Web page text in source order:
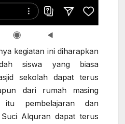
kegiatan ini diharapkan
siswa yang biasa
sekolah dapat terus
dari rumah masing
itu pembelajaran dan
Alquran dapat terus